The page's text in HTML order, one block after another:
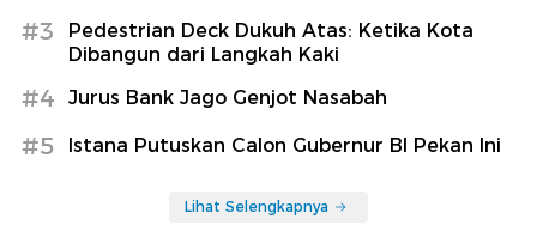
#3
Pedestrian Deck Dukuh Atas: Ketika Kota
Dibangun dari Langkah Kaki
#4 Jurus Bank Jago Genjot Nasabah
#5 Istana Putuskan Calon Gubernur BI Pekan Ini
Lihat Selengkapnya